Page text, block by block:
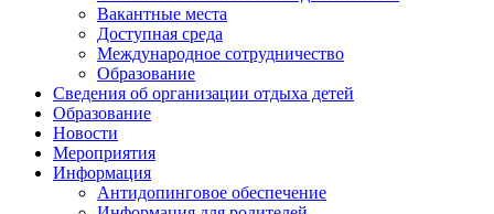
Вакантные места
Доступная среда
Международное сотрудничество
Образование
Сведения об организации отдыха детей
Образование
Новости
Мероприятия
Информация
Антидопинговое обеспечение